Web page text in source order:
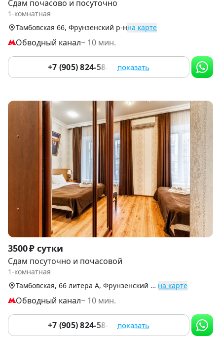
of
9
Сдам почасово и посуточно
1-комнатная
Тамбовская 66, Фрунзенский р-нна карте
Обводный канал~ 10 мин.
+7 (905) 824-58-45 показать
Item
1
of
3500 ₽ сутки
Сдам посуточно и почасовой
1-комнатная
Тамбовская, 66 литера А, Фрунзенский р-н на карте
Обводный канал~ 10 мин.
+7 (905) 824-58-45 показать